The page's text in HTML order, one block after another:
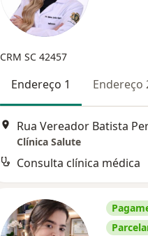
CRM SC 42457
Endereço 1 Endereço
Clínica Salute
Consulta clínica médica